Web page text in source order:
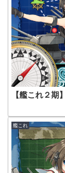
【艦これ２期
艦これ